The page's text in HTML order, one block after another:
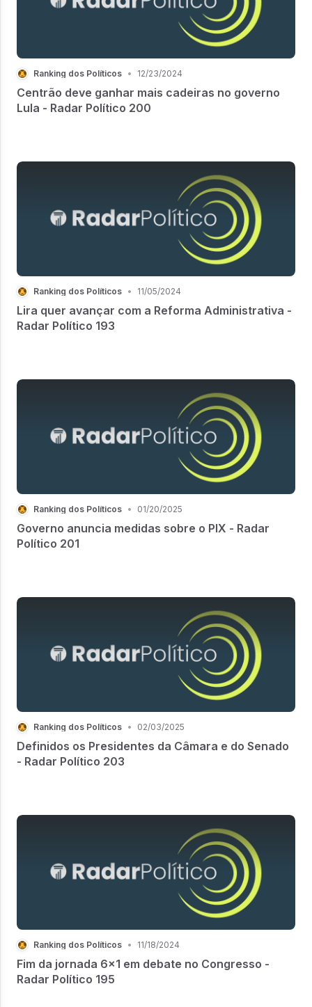
Ranking dos Políticos • 12/23/2024
Centrão deve ganhar mais cadeiras no governo
Lula - Radar Político 200
Ranking dos Políticos • 11/05/2024
Lira quer avançar com a Reforma Administrativa -
Radar Político 193
Ranking dos Políticos • 01/20/2025
Governo anuncia medidas sobre o PIX - Radar
Político 201
Ranking dos Políticos • 02/03/2025
Definidos os Presidentes da Câmara e do Senado
- Radar Político 203
Ranking dos Políticos • 11/18/2024
Fim da jornada 6x1 em debate no Congresso -
Radar Político 195